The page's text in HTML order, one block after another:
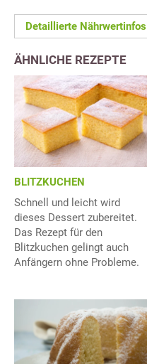
Detaillierte Nährwertinfos
ÄHNLICHE REZEPTE
BLITZKUCHEN
Schnell und leicht wird
dieses Dessert zubereitet.
Das Rezept für den
Blitzkuchen gelingt auch
Anfängern ohne Probleme.